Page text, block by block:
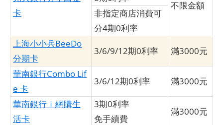
卡
不限金額
非指定商店消費可
分4期0利率
上海小小兵BeeDo
分期卡
3/6/9/12期0利率
滿3000元
華南銀行Combo Lif
e 卡
3/6/12期0利率
滿3000元
華南銀行ｉ網購生
活卡
3期0利率
免手續費
滿3000元